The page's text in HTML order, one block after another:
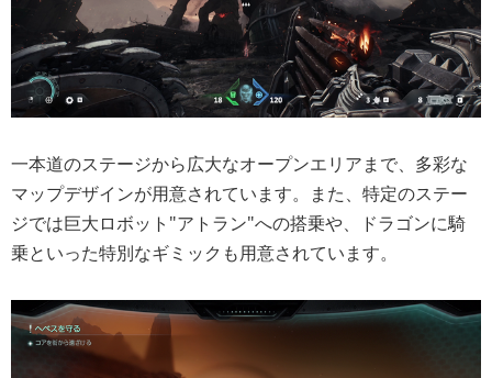
一本道のステージから広大なオープンエリアまで、多彩な
マップデザインが用意されています。また、特定のステー
ジでは巨大ロボット"アトラン"への搭乗や、ドラゴンに騎
乗といった特別なギミックも用意されています。